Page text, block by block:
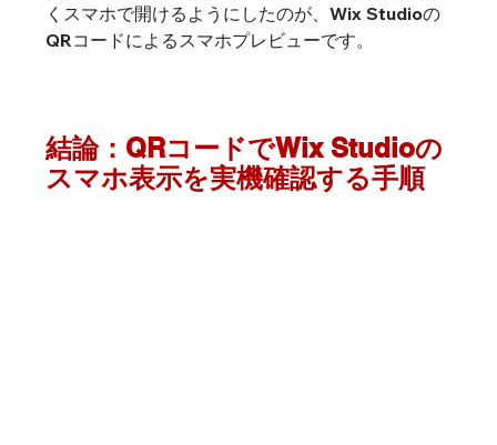
くスマホで開けるようにしたのが、Wix Studioの
QRコードによるスマホプレビューです。
結論：QRコードでWix Studioの
スマホ表示を実機確認する手順